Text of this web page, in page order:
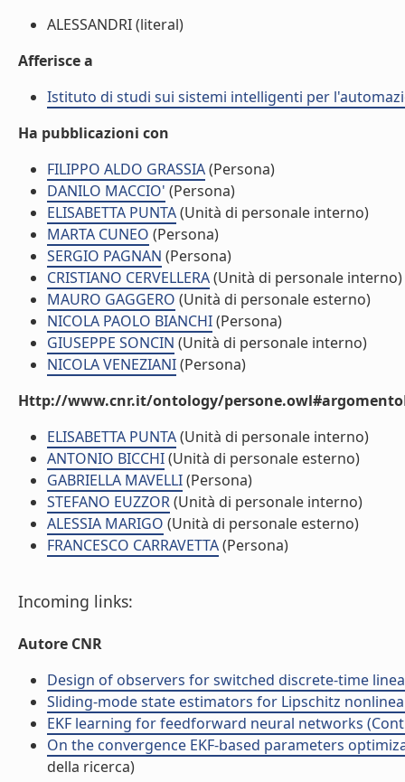
ALESSANDRI (literal)
Afferisce a
Istituto di studi sui sistemi intelligenti per
Ha pubblicazioni con
FILIPPO ALDO GRASSIA(Persona)
DANILO MACCIO' (Persona)
ELISABETTA PUNTA(Unità di personale interno)
MARTA CUNEO (Persona)
SERGIO PAGNAN (Persona)
CRISTIANO CERVELLERA(Unità di personale interno)
MAURO GAGGERO (Unità di personale esterno)
NICOLA PAOLO BIANCHI(Persona)
GIUSEPPE SONCIN (Unità di personale interno)
NICOLA VENEZIANI(Persona)
Http://www.cnr.it/ontology/
ELISABETTA PUNTA(Unità di personale interno)
ANTONIO BICCHI(Unità di personale esterno)
GABRIELLA MAVELLI(Persona)
STEFANO EUZZOR(Unità di personale interno)
ALESSIA MARIGO (Unità di personale esterno)
FRANCESCO CARRAVETTA(Persona)
Incoming links:
Autore CNR
Design of observers for switched discrete-time
Sliding-mode state estimators for Lipschitz
EKF learning for feedforward neural networks
On the convergence EKF-based parameters
della ricerca)